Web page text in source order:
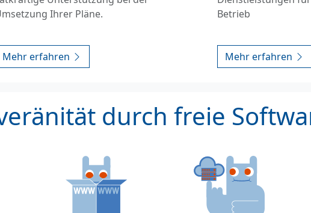
Ihrer Pläne.
Mehr erfahren
Betrieb
Mehr erfahren
durch freie